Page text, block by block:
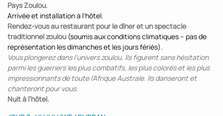
Pays Zoulou.
Arrivée et installation à l'hôtel.
Rendez-vous au restaurant pour le dîner et un spectacle
traditionnel zoulou (soumis aux conditions climatiques – pas de
représentation les dimanches et les jours fériés).
Vous plongerez dans l’univers zoulou. Ils figurent sans hésitation
parmi les guerriers les plus combatifs, les plus colorés et les plus
impressionnants de toute l’Afrique Australe. Ils danseront et
chanteront pour vous.
Nuit à l’hôtel.